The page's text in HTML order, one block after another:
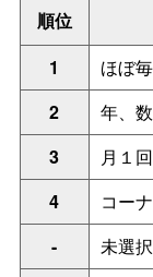
順位
1
ほぼ
2
年、
3
月１
4
コー
-
未選択